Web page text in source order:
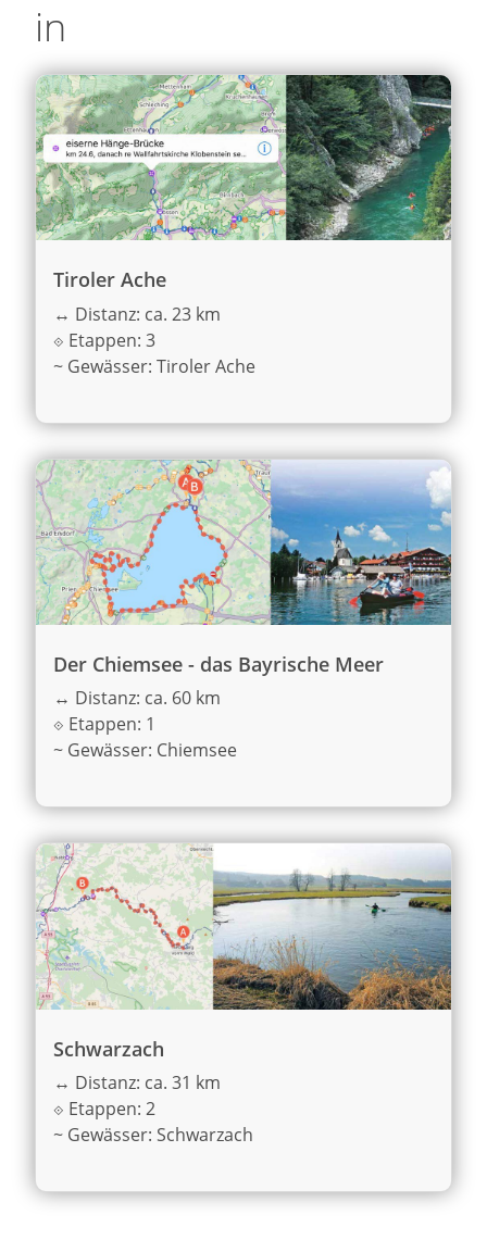
in
Tiroler Ache
↔ Distanz: ca. 23 km
⟐ Etappen: 3
~ Gewässer: Tiroler Ache
Der Chiemsee - das Bayrische Meer
↔ Distanz: ca. 60 km
⟐ Etappen: 1
~ Gewässer: Chiemsee
Schwarzach
↔ Distanz: ca. 31 km
⟐ Etappen: 2
~ Gewässer: Schwarzach